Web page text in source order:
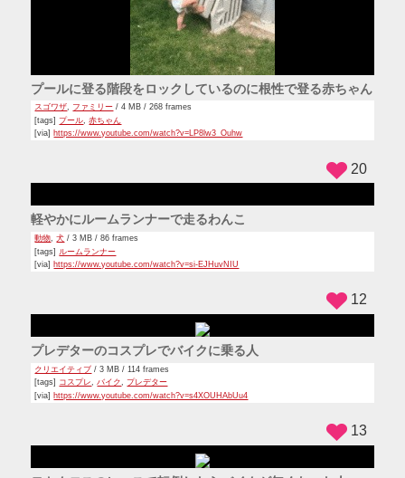
車の助手席で行儀悪い座り方してたら急ブレーキの勢いです
っぽりハマっちゃう女の子
バカ/ 3 MB / 84 frames
[via]https://www.youtube.com/watch?v=dWAPC4a2IFI
フェンスの向こうでぴょんぴょんしているわんこ
動物 犬
[via] https://www.youtube.com/watch?v=0C7NtqghaMM
12